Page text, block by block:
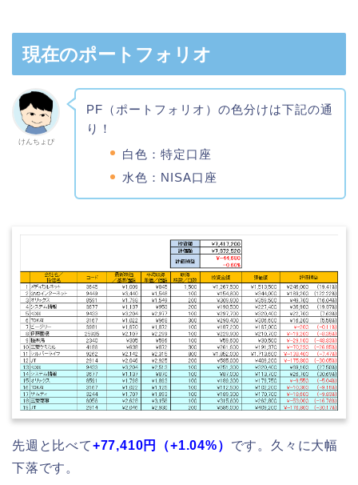
現在のポートフォリオ
けんちょぴ
PF（ポートフォリオ）の色分けは下記の通
り！
白色：特定口座
水色：NISA口座
先週と比べて+77,410円（+1.04%） です。久々に大幅
下落です。